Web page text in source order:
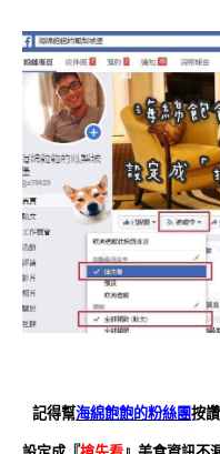
記得幫海綿飽飽的粉絲團按